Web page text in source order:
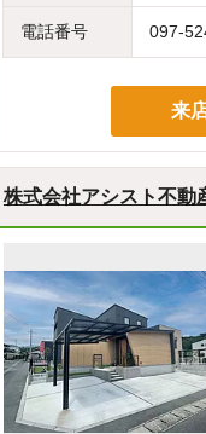
電話番号 097-
来
株式会社アシスト不動